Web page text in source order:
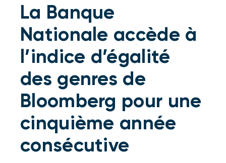
Gestion de patrimoine
À propos de nous
Devenir client
English
La Banque
Nationale accède à
l’indice d’égalité
des genres de
Bloomberg pour une
cinquième année
consécutive